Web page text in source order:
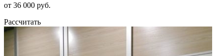
от 36 000 руб.
Рассчитать